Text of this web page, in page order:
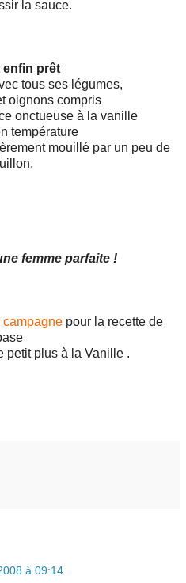
la sauce.
enfin prêt
tous ses légumes,
oignons compris
onctueuse à la vanille
température
mouillé par un peu de
femme parfaite !
pour la recette de
petit plus à la Vanille .
à 09:14